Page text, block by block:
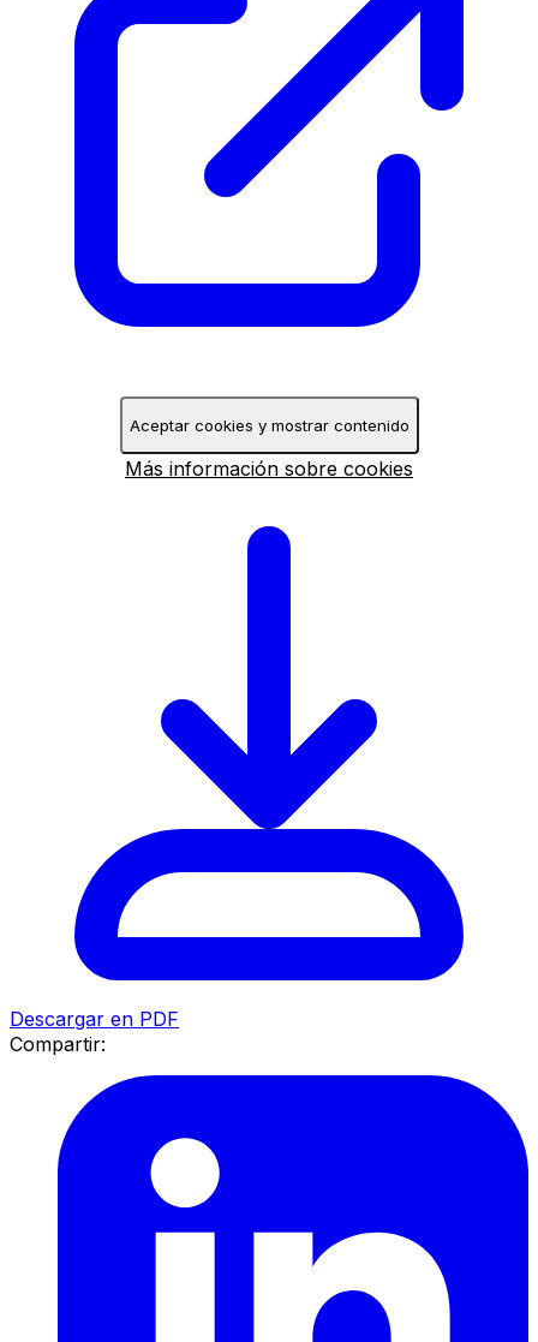
Aceptar cookies y mostrar contenido
Más información sobre cookies
Descargar en PDF
Compartir: